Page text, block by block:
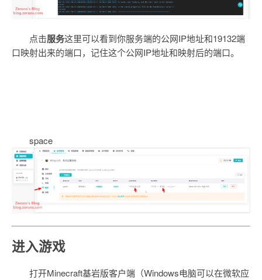
点击服务这里可以看到你服务端的公网IP地址和19132端
口映射出来的端口，记住这个公网IP地址和映射后的端口。
space
进入游戏
打开Minecraft基岩版客户端（Windows电脑可以在微软应